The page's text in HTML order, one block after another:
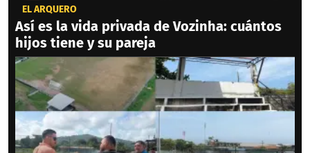
EL ARQUERO
Así es la vida privada de Vozinha: cuántos
hijos tiene y su pareja